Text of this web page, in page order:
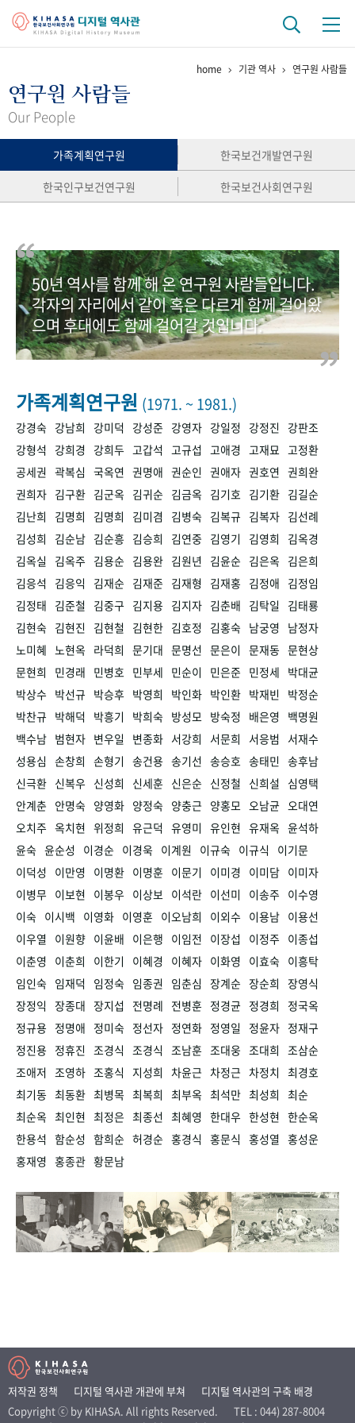
걸어온 길 기관 변천사
연구 역사
정책과 연구 키워드로 보는 연구 역사
연구자들
간행물 변천사
기록물 아카이브
사진 아카이브 문서 기록물 행정박물 영상 기록물
50+1주년 기념
+1
VR 역사관
home 기관 역사 연구원 사람들
연구원 사람들
Our People
가족계획연구원
한국보건개발연구원
한국인구보건연구원
한국보건사회연구원
50년 역사를 함께 해 온 연구원 사람들입니다.
각자의 자리에서 같이 혹은 다르게 함께 걸어왔
으며 후대에도 함께 걸어갈 것입니다.
가족계획연구원 (1971. ~ 1981.)
강경숙 강남희 강미덕 강성준 강영자 강일정 강정진
강판조
강형석
강희경 강희두 고갑석 고규섭 고애경 고재묘 고정환
공세권 곽복심 국옥연 권명애 권순인 권애자 권호연 권희완
권희자 김구환 김군옥 김귀순 김금옥 김기호 김기환 김길순
김난희
김명희 김명희 김미겸 김병숙 김복규 김복자 김선례
김성희
김순남 김순흥 김승희 김연중 김영기 김영희
김옥경
김옥실
김옥주 김용순 김용완 김원년 김윤순 김은옥 김은희
김응석
김응익 김재순 김재준 김재형 김재홍 김정애 김정임
김정태 김준철 김중구 김지용 김지자 김춘배 김탁일
김태룡
김현숙 김현진 김현철 김현한 김호정 김홍숙 남궁영
남정자
노미혜 노현옥 라덕희 문기대 문명선 문은이 문재동 문현상
문현희
민경래 민병호 민부세 민순이 민은준 민정세 박대균
박상수 박선규 박승후 박영희 박인화 박인환 박재빈
박정순
박찬규 박해덕 박흥기 박희숙 방성모 방숙정 배은영
백명원
백수남 범현자 변우일 변종화 서강희 서문희 서응범
서재수
성용심 손창희 손형기 송건용 송기선 송승호 송태민 송후남
신극환 신복우 신성희 신세훈 신은순 신정철 신희설
심영택
안계춘 안명숙 양영화 양정숙 양충근 양홍모 오남균 오대연
오치주 옥치현 위정희 유근덕 유영미 유인현 유재옥 윤석하
윤숙 윤순성 이경순 이경욱 이계원 이규숙 이규식
이기문
이덕성
이만영 이명환 이명훈 이문기 이미경 이미담 이미자
이병무 이보현 이봉우 이상보 이석란 이선미 이송주 이수영
이숙 이시백 이영화 이영훈 이오남희 이외수 이용남 이용선
이우열
이원향 이윤배 이은행 이임전 이장섭 이정주 이종섭
이춘영
이춘희 이한기 이혜경 이혜자 이화영 이효숙 이흥탁
임인숙 임재덕 임정숙 임종권 임춘심 장계순 장순희 장영식
장정익 장종대 장지섭 전명례 전병훈 정경균 정경희
정국옥
정규용 정명애 정미숙 정선자 정연화 정영일 정윤자 정재구
정진용 정휴진 조경식 조경식 조남훈 조대웅 조대희 조삼순
조애저 조영하 조홍식 지성희 차윤근 차정근 차정치 최경호
최기동 최동환 최병목 최복희 최부옥 최석만 최성희 최순
최순옥 최인현 최정은 최종선 최혜영 한대우 한성현 한순옥
한용석 함순성 함희순 허경순 홍경식 홍문식 홍성열 홍성운
홍재영 홍종관 황문남
저작권 정책 디지털 역사관 개관에 부쳐
디지털 역사관의 구축 배경
Copyright ⓒ by KIHASA. All rights Reserved.
TEL : 044) 287-8004